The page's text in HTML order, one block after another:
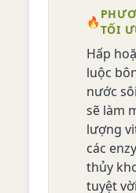
🔥
TỐI
Hấp
luộc
nước
sẽ làm
lượng
các
thủy
tuyệt